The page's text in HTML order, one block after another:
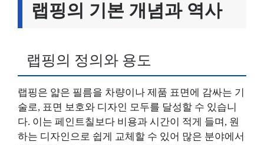
랩핑의 기본 개념과 역사
랩핑의 정의와 용도
랩핑은 얇은 필름을 차량이나 제품 표면에 감싸는 기
술로, 표면 보호와 디자인 모두를 달성할 수 있습니
다. 이는 페인트칠보다 비용과 시간이 적게 들며, 원
하는 디자인으로 쉽게 교체할 수 있어 많은 분야에서